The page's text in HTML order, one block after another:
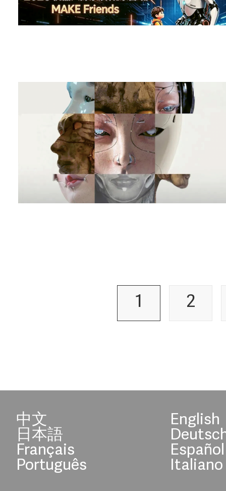
1 2
中文 English
日本語
Français Español
Português Italiano